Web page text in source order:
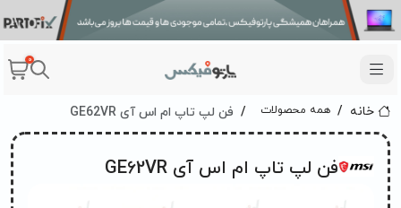
0
خانه همه محصولات فن لپ تاپ ام اس آی GE62VR
فن لپ تاپ ام اس آی GE62VR